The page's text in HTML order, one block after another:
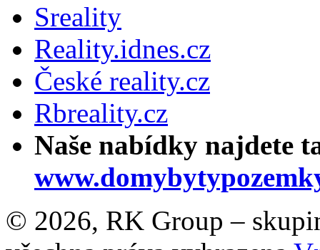
Sreality
Reality.idnes.cz
České reality.cz
Rbreality.cz
Naše nabídky najdete
© 2026, RK Group –